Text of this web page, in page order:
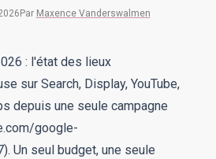
Par Maxence Vanderswalmen
: l'état des lieux
sur Search, Display, YouTube,
depuis une seule campagne
google-
Un seul budget, une seule